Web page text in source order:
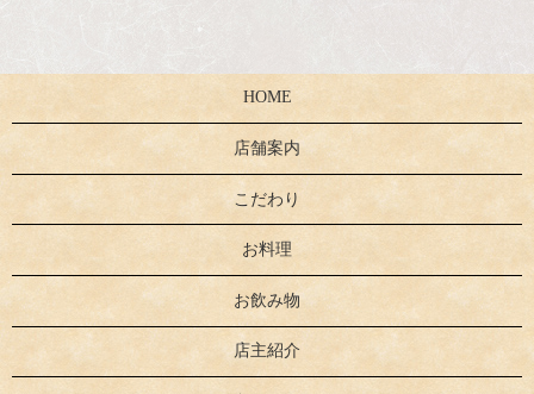
HOME
店舗案内
こだわり
お料理
お飲み物
店主紹介